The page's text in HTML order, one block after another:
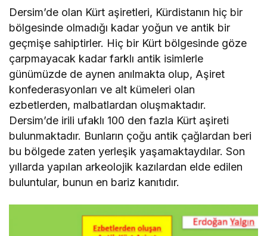
Dersim’de olan Kürt aşiretleri, Kürdistanın hiç bir
bölgesinde olmadığı kadar yoğun ve antik bir
geçmişe sahiptirler. Hiç bir Kürt bölgesinde göze
çarpmayacak kadar farklı antik isimlerle
günümüzde de aynen anılmakta olup, Aşiret
konfederasyonları ve alt kümeleri olan
ezbetlerden, malbatlardan oluşmaktadır.
Dersim’de irili ufaklı 100 den fazla Kürt aşireti
bulunmaktadır. Bunların çoğu antik çağlardan beri
bu bölgede zaten yerleşik yaşamaktaydılar. Son
yıllarda yapılan arkeolojik kazılardan elde edilen
buluntular, bunun en bariz kanıtıdır.